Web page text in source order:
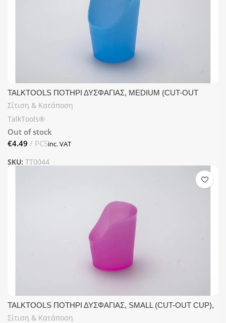
TALKTOOLS ΠΟΤΗΡΙ ΔΥΣΦΑΓΙΑΣ, MEDIUM (CUT-OUT
CUP), 60ML
Σίτιση & Κατάποση
TalkTools®
Out of stock
€
SKU: TT0044
TALKTOOLS ΠΟΤΗΡΙ ΔΥΣΦΑΓΙΑΣ, SMALL (CUT-OUT CUP),
30ML
Σίτιση & Κατάποση